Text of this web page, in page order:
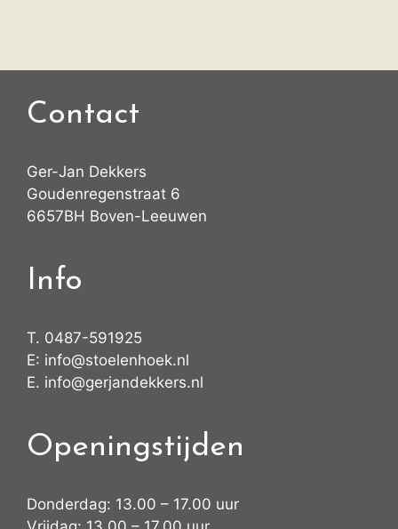
Contact
Ger-Jan Dekkers
Goudenregenstraat 6
6657BH Boven-Leeuwen
Info
T. 0487-591925
E: info@stoelenhoek.nl
E. info@gerjandekkers.nl
Openingstijden
Donderdag: 13.00 – 17.00 uur